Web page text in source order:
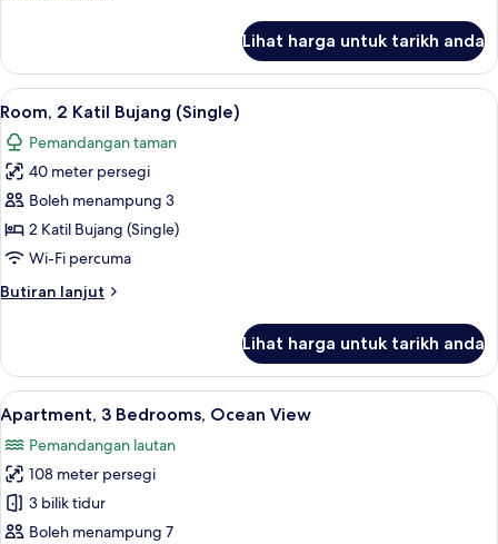
Apartment,
Bedrooms
Lihat harga untuk tarikh anda
Lihat
semua
foto
untuk
Room,
2
Katil
(Single)
Room, 2 Katil Bujang (Single) | Bar
6
Room, 2 Katil Bujang (Single)
Pemandangan taman
40 meter persegi
Boleh menampung 3
2 Katil Bujang (Single)
Wi-Fi percuma
Butiran lanjut
Butiran
2
Katil
Bujang
(Single)
Lihat harga untuk tarikh anda
Lihat
semua
foto
untuk
Apartment,
3
Apartment, 3 Bedrooms, Ocean
6
Apartment, 3 Bedrooms, Ocean View
Pemandangan lautan
108 meter persegi
3 bilik tidur
Boleh menampung 7